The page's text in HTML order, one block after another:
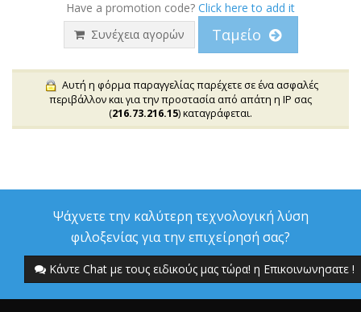
Have a promotion code? Click here to add it
Συνέχεια αγορών
Ταμείο
Αυτή η φόρμα παραγγελίας παρέχετε σε ένα ασφαλές
περιβάλλον και για την προστασία από απάτη η IP σας
(216.73.216.15) καταγράφεται.
Ψάχνετε την καλύτερη τεχνολογική λύση
φιλοξενίας για την επιχείρησή σας?
Κάντε Chat με τους ειδικούς μας τώρα! η Επικοινωνησατε !